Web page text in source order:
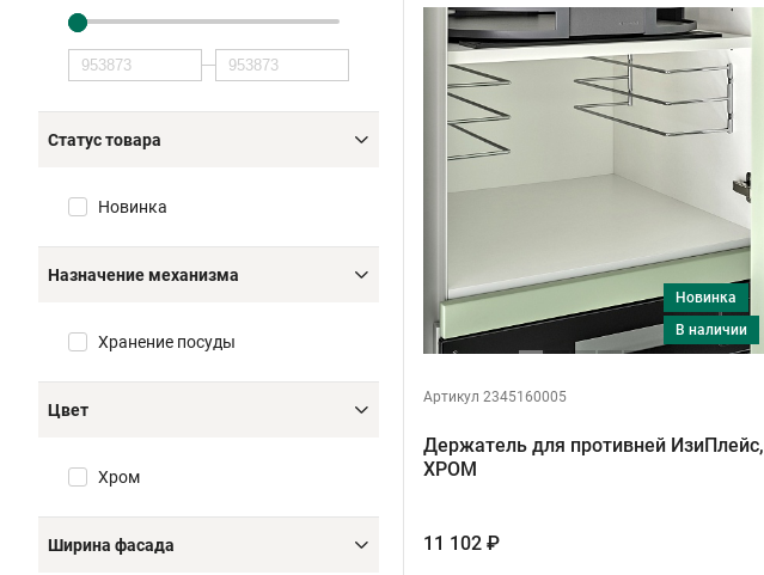
Статус товара
Новинка
Назначение механизма
Хранение посуды
Цвет
Хром
Ширина фасада
Новинка
в наличии
Артикул 2345160005
Держатель для противней ИзиПлейс,
ХРОМ
11 102 ₽